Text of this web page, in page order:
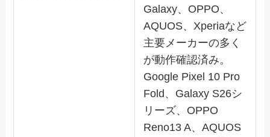
Galaxy、OPPO、
AQUOS、Xperiaなど
主要メーカーの多く
が動作確認済み。
Google Pixel 10 Pro
Fold、Galaxy S26シ
リーズ、OPPO
Reno13 A、AQUOS